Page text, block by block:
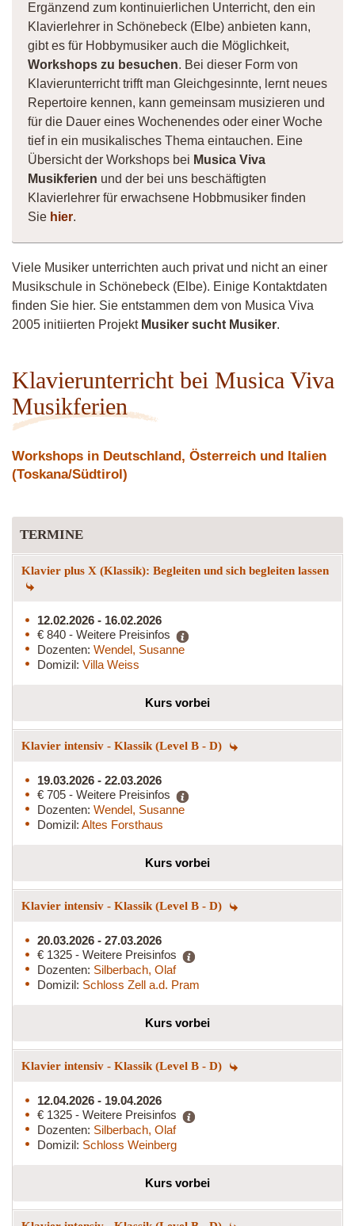
Ergänzend zum kontinuierlichen Unterricht, den ein
Klavierlehrer in Schönebeck (Elbe) anbieten kann,
gibt es für Hobbymusiker auch die Möglichkeit,
Workshops zu besuchen. Bei dieser Form von
Klavierunterricht trifft man Gleichgesinnte, lernt neues
Repertoire kennen, kann gemeinsam musizieren und
für die Dauer eines Wochenendes oder einer Woche
tief in ein musikalisches Thema eintauchen. Eine
Übersicht der Workshops bei Musica Viva
Musikferien und der bei uns beschäftigten
Klavierlehrer für erwachsene Hobbmusiker finden
Sie hier.
Viele Musiker unterrichten auch privat und nicht an einer
Musikschule in Schönebeck (Elbe). Einige Kontaktdaten
finden Sie hier. Sie entstammen dem von Musica Viva
2005 initiierten Projekt Musiker sucht Musiker.
Klavierunterricht bei Musica Viva
Musikferien
Workshops in Deutschland, Österreich und Italien
(Toskana/Südtirol)
TERMINE
Klavier plus X (Klassik): Begleiten und sich begleiten lassen
12.02.2026 - 16.02.2026
€ 840 - Weitere Preisinfos
Dozenten: Wendel, Susanne
Domizil: Villa Weiss
Kurs vorbei
Klavier intensiv - Klassik (Level B - D)
19.03.2026 - 22.03.2026
€ 705 - Weitere Preisinfos
Dozenten: Wendel, Susanne
Domizil: Altes Forsthaus
Kurs vorbei
Klavier intensiv - Klassik (Level B - D)
20.03.2026 - 27.03.2026
€ 1325 - Weitere Preisinfos
Dozenten: Silberbach, Olaf
Domizil: Schloss Zell a.d. Pram
Kurs vorbei
Klavier intensiv - Klassik (Level B - D)
12.04.2026 - 19.04.2026
€ 1325 - Weitere Preisinfos
Dozenten: Silberbach, Olaf
Domizil: Schloss Weinberg
Kurs vorbei